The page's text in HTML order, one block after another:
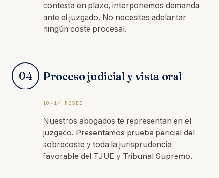
contesta en plazo, interponemos demanda
ante el juzgado. No necesitas adelantar
ningún coste procesal.
04 Proceso judicial y vista oral
10-14 MESES
Nuestros abogados te representan en el
juzgado. Presentamos prueba pericial del
sobrecoste y toda la jurisprudencia
favorable del TJUE y Tribunal Supremo.